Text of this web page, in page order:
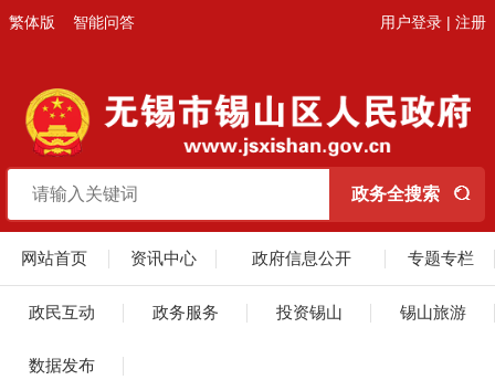
繁体版 智能问答 用户登录 | 注册
网站首页 资讯中心 政府信息公开 专题专栏
政民互动 政务服务 投资锡山 锡山旅游
数据发布